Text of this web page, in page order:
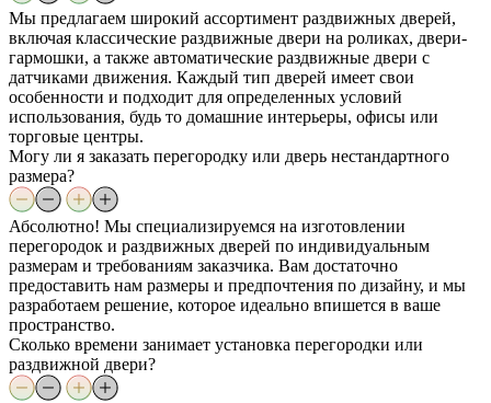
Мы предлагаем широкий ассортимент раздвижных дверей,
включая классические раздвижные двери на роликах, двери-
гармошки, а также автоматические раздвижные двери с
датчиками движения. Каждый тип дверей имеет свои
особенности и подходит для определенных условий
использования, будь то домашние интерьеры, офисы или
торговые центры.
Могу ли я заказать перегородку или дверь нестандартного
размера?
Абсолютно! Мы специализируемся на изготовлении
перегородок и раздвижных дверей по индивидуальным
размерам и требованиям заказчика. Вам достаточно
предоставить нам размеры и предпочтения по дизайну, и мы
разработаем решение, которое идеально впишется в ваше
пространство.
Сколько времени занимает установка перегородки или
раздвижной двери?